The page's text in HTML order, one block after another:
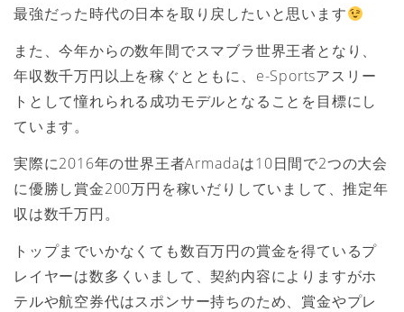
最強だった時代の日本を取り戻したいと思います
また、今年からの数年間でスマブラ世界王者となり、
年収数千万円以上を稼ぐとともに、e-Sportsアスリー
トとして憧れられる成功モデルとなることを目標にし
ています。
実際に2016年の世界王者Armadaは10日間で2つの大会
に優勝し賞金200万円を稼いだりしていまして、推定年
収は数千万円。
トップまでいかなくても数百万円の賞金を得ているプ
レイヤーは数多くいまして、契約内容によりますがホ
テルや航空券代はスポンサー持ちのため、賞金やプレ